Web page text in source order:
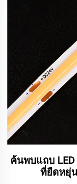
ค้นพบแถบ LED
ที่ยืดหยุ่